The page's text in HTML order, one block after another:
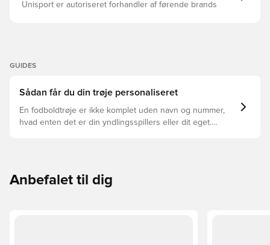
Unisport er autoriseret forhandler af førende brands
GUIDES
Sådan får du din trøje personaliseret
En fodboldtrøje er ikke komplet uden navn og nummer,
hvad enten det er din yndlingsspillers eller dit eget.
Anbefalet til dig